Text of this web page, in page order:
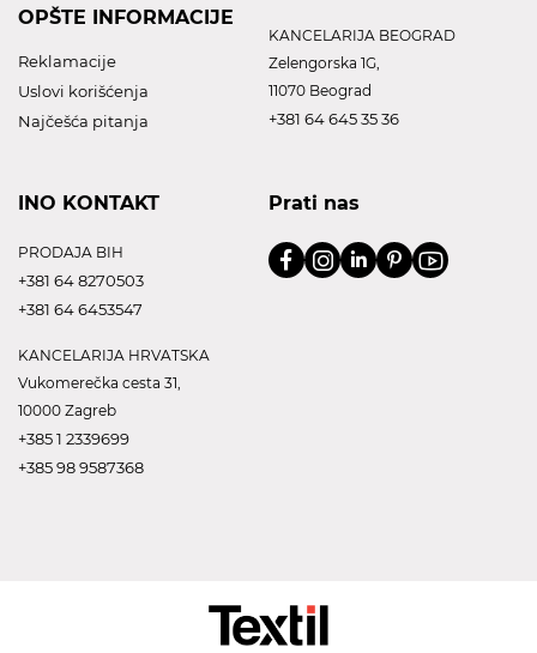
OPŠTE INFORMACIJE
Reklamacije
Uslovi korišćenja
Najčešća pitanja
KANCELARIJA BEOGRAD
Zelengorska 1G,
11070 Beograd
+381 64 645 35 36
INO KONTAKT
PRODAJA BIH
+381 64 8270503
+381 64 6453547
KANCELARIJA HRVATSKA
Vukomerečka cesta 31,
10000 Zagreb
+385 1 2339699
+385 98 9587368
Prati nas